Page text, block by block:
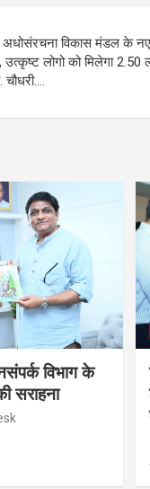
a
m
n
k
अधोसंरचना विकास मंडल के
उत्कृष्ट लोगो को मिलेगा
चौधरी….
विभाग के
सराहना